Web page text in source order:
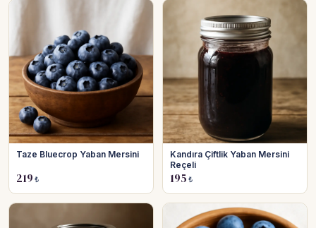
Taze Bluecrop Yaban Mersini
219 ₺
Kandıra Çiftlik Yaban Mersini
Reçeli
195 ₺